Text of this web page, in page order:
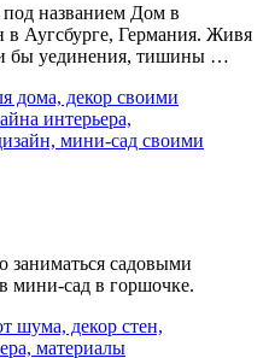
названием Дом в
в Аугсбурге, Германия. Живя
бы уединения, тишины …
заниматься садовыми
мини-сад в горшочке.